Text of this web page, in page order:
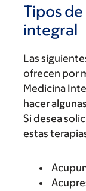
Tipos
integral
Las
ofrecen por
Medicina
hacer
Si desea
estas